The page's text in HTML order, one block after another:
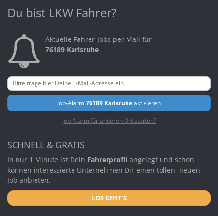
Du bist LKW Fahrer?
Aktuelle Fahrer-Jobs per Mail für
76189 Karlsruhe
Job-Alarm76189 Karlsruheaktivieren
Job-Alarm für anderen Ort starten?
SCHNELL & GRATIS
In nur 1 Minute ist Dein Fahrerprofil angelegt und schon
können interessierte Unternehmen Dir einen tollen, neuen
Job anbieten.
LOS GEHT'S